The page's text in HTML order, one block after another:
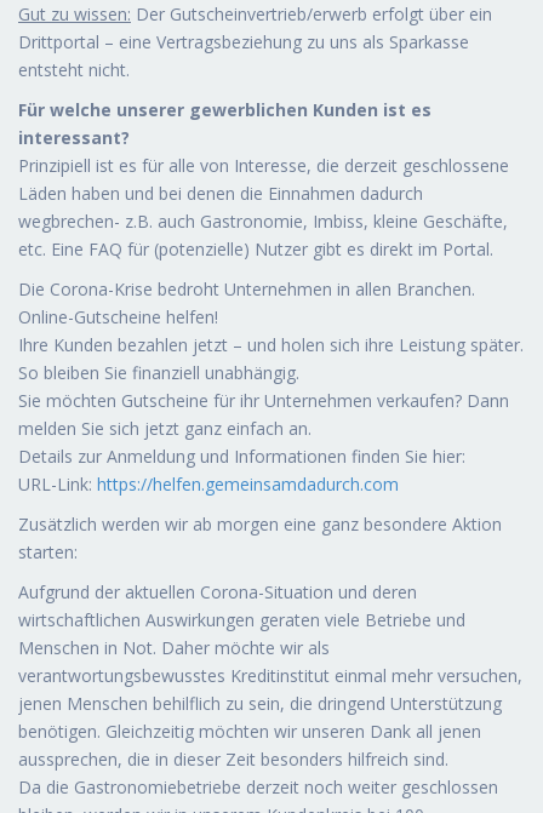
Gut zu wissen: Der Gutscheinvertrieb/erwerb erfolgt über ein
Drittportal – eine Vertragsbeziehung zu uns als Sparkasse
entsteht nicht.
Für welche unserer gewerblichen Kunden ist es
interessant?
Prinzipiell ist es für alle von Interesse, die derzeit geschlossene
Läden haben und bei denen die Einnahmen dadurch
wegbrechen- z.B. auch Gastronomie, Imbiss, kleine Geschäfte,
etc. Eine FAQ für (potenzielle) Nutzer gibt es direkt im Portal.
Die Corona-Krise bedroht Unternehmen in allen Branchen.
Online-Gutscheine helfen!
Ihre Kunden bezahlen jetzt – und holen sich ihre Leistung später.
So bleiben Sie finanziell unabhängig.
Sie möchten Gutscheine für ihr Unternehmen verkaufen? Dann
melden Sie sich jetzt ganz einfach an.
Details zur Anmeldung und Informationen finden Sie hier:
URL-Link: https://helfen.gemeinsamdadurch.com
Zusätzlich werden wir ab morgen eine ganz besondere Aktion
starten:
Aufgrund der aktuellen Corona-Situation und deren
wirtschaftlichen Auswirkungen geraten viele Betriebe und
Menschen in Not. Daher möchte wir als
verantwortungsbewusstes Kreditinstitut einmal mehr versuchen,
jenen Menschen behilflich zu sein, die dringend Unterstützung
benötigen. Gleichzeitig möchten wir unseren Dank all jenen
aussprechen, die in dieser Zeit besonders hilfreich sind.
Da die Gastronomiebetriebe derzeit noch weiter geschlossen